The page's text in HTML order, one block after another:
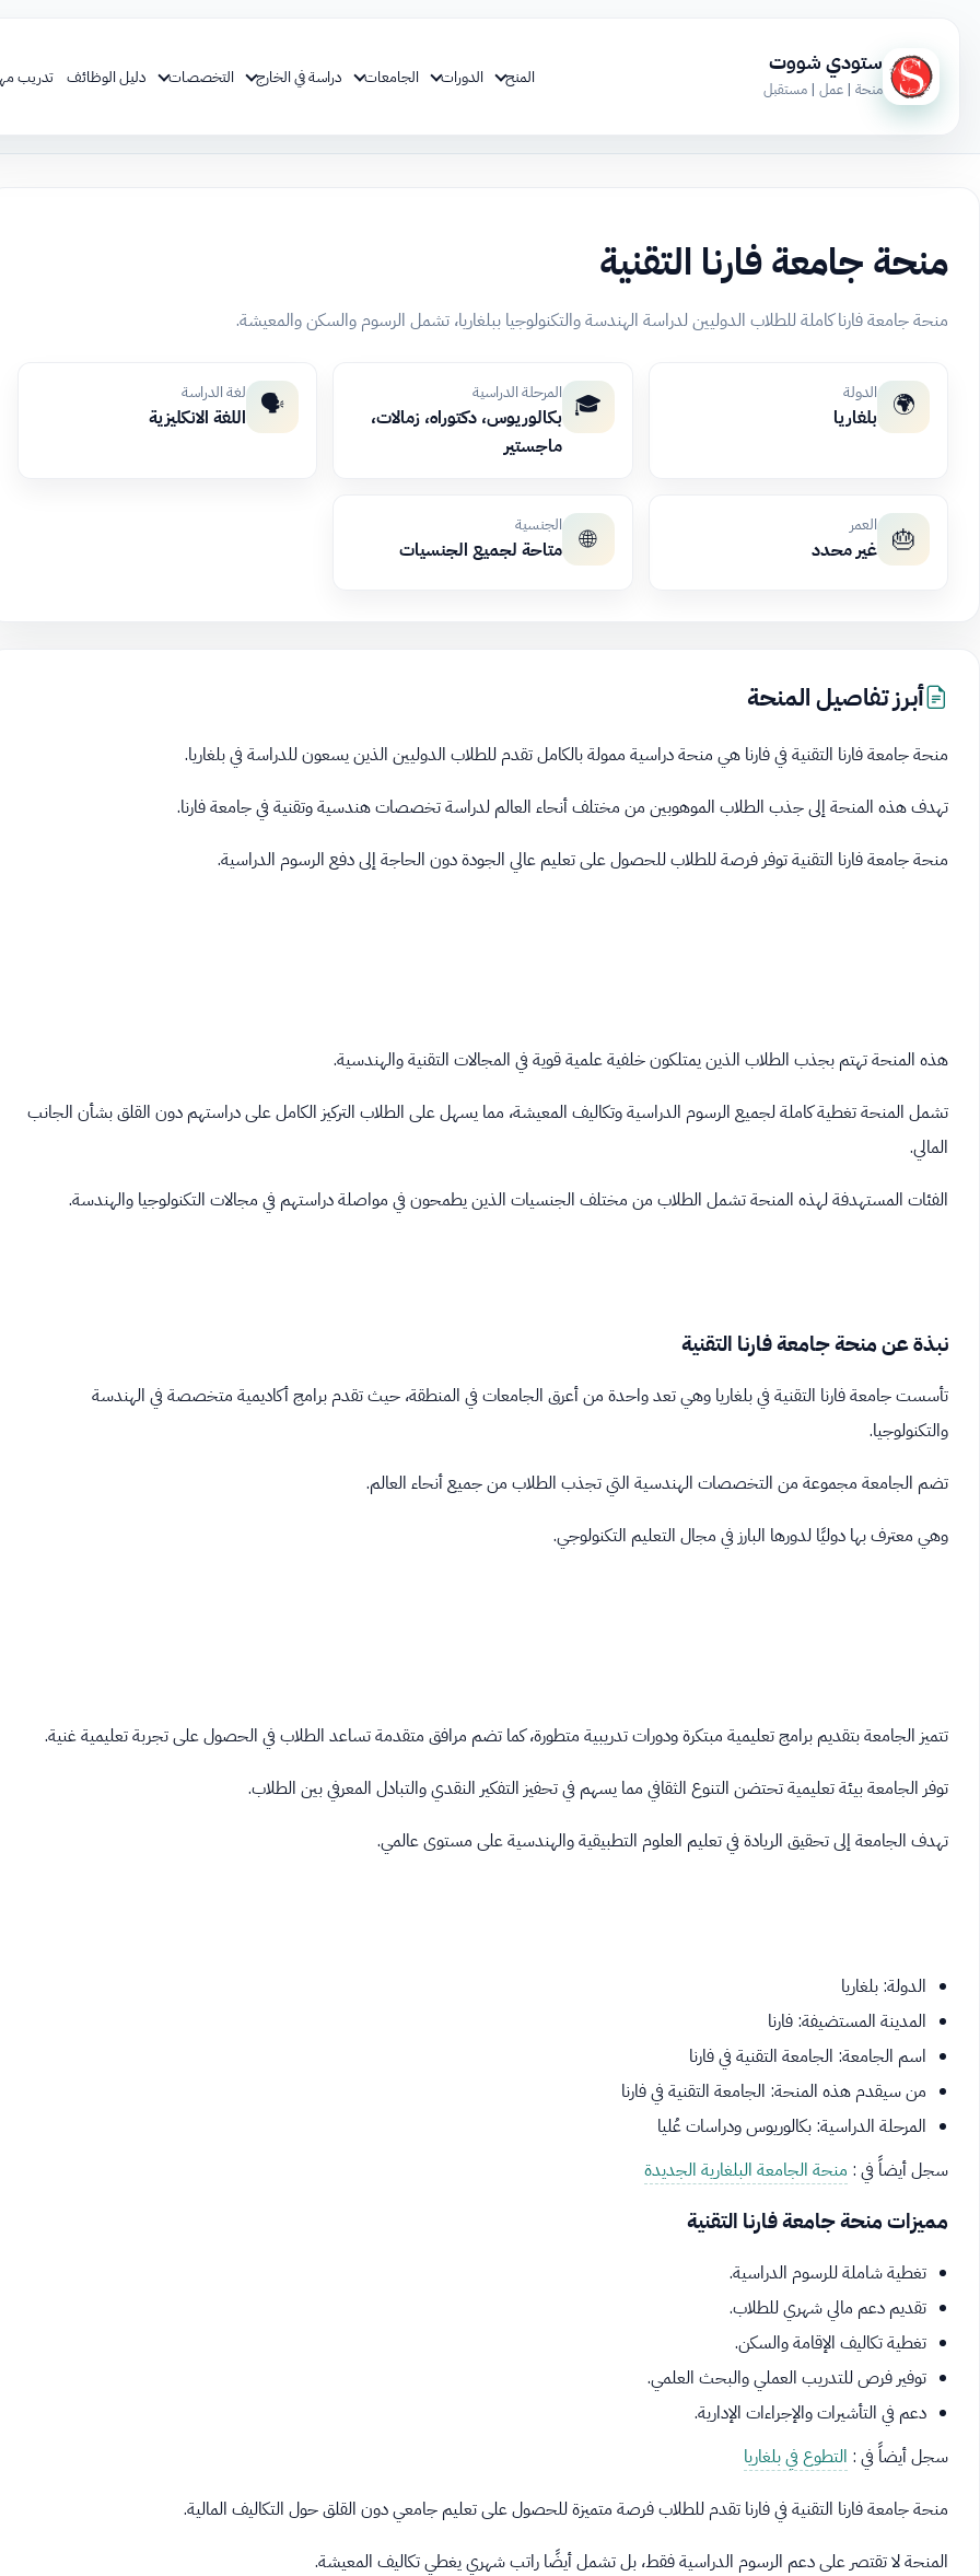
ستودي شووت
منحة | عمل | مستقبل
المنح الدورات الجامعات دراسة في الخارج التخصصات دليل الوظائف تدريب
منحة جامعة فارنا التقنية
منحة جامعة فارنا كاملة للطلاب الدوليين لدراسة الهندسة والتكنولوجيا ببلغاريا، تشمل الرسوم والسكن والمعيشة.
🌍 الدولة
بلغاريا 🎓 المرحلة الدراسية
بكالوريوس، دكتوراه، زمالات،
ماجستير
🗣️ لغة الدراسة
اللغة الانكليزية
🎂 العمر
غير محدد 🌐 الجنسية
متاحة لجميع الجنسيات
أبرز تفاصيل المنحة
منحة جامعة فارنا التقنية في فارنا هي منحة دراسية ممولة بالكامل تقدم للطلاب الدوليين الذين يسعون للدراسة في بلغاريا.
تهدف هذه المنحة إلى جذب الطلاب الموهوبين من مختلف أنحاء العالم لدراسة تخصصات هندسية وتقنية في جامعة فارنا.
منحة جامعة فارنا التقنية توفر فرصة للطلاب للحصول على تعليم عالي الجودة دون الحاجة إلى دفع الرسوم الدراسية.
هذه المنحة تهتم بجذب الطلاب الذين يمتلكون خلفية علمية قوية في المجالات التقنية والهندسية.
تشمل المنحة تغطية كاملة لجميع الرسوم الدراسية وتكاليف المعيشة، مما يسهل على الطلاب التركيز الكامل على دراستهم دون القلق بشأن الجانب
المالي.
الفئات المستهدفة لهذه المنحة تشمل الطلاب من مختلف الجنسيات الذين يطمحون في مواصلة دراستهم في مجالات التكنولوجيا والهندسة.
نبذة عن منحة جامعة فارنا التقنية
تأسست جامعة فارنا التقنية في بلغاريا وهي تعد واحدة من أعرق الجامعات في المنطقة، حيث تقدم برامج أكاديمية متخصصة في الهندسة
والتكنولوجيا.
تضم الجامعة مجموعة من التخصصات الهندسية التي تجذب الطلاب من جميع أنحاء العالم.
وهي معترف بها دوليًا لدورها البارز في مجال التعليم التكنولوجي.
تتميز الجامعة بتقديم برامج تعليمية مبتكرة ودورات تدريبية متطورة، كما تضم مرافق متقدمة تساعد الطلاب في الحصول على تجربة تعليمية غنية.
توفر الجامعة بيئة تعليمية تحتضن التنوع الثقافي مما يسهم في تحفيز التفكير النقدي والتبادل المعرفي بين الطلاب.
تهدف الجامعة إلى تحقيق الريادة في تعليم العلوم التطبيقية والهندسية على مستوى عالمي.
الدولة: بلغاريا
المدينة المستضيفة: فارنا
اسم الجامعة: الجامعة التقنية في فارنا
من سيقدم هذه المنحة: الجامعة التقنية في فارنا
المرحلة الدراسية: بكالوريوس ودراسات عُليا
سجل أيضاً في : منحة الجامعة البلغارية الجديدة
مميزات منحة جامعة فارنا التقنية
تغطية شاملة للرسوم الدراسية.
تقديم دعم مالي شهري للطلاب.
تغطية تكاليف الإقامة والسكن.
توفير فرص للتدريب العملي والبحث العلمي.
دعم في التأشيرات والإجراءات الإدارية.
سجل أيضاً في : التطوع في بلغاريا
منحة جامعة فارنا التقنية في فارنا تقدم للطلاب فرصة متميزة للحصول على تعليم جامعي دون القلق حول التكاليف المالية.
المنحة لا تقتصر على دعم الرسوم الدراسية فقط، بل تشمل أيضًا راتب شهري يغطي تكاليف المعيشة.